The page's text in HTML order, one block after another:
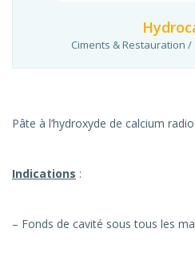
Ciments & Restauration
Pâte à l’hydroxyde de calcium
Indications :
– Fonds de cavité sous tous les